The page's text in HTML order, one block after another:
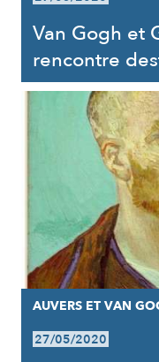
Van Gogh et
rencontre
AUVERS ET VAN
27/05/2020